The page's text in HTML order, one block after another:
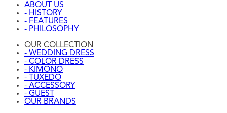
ABOUT US
- HISTORY
- FEATURES
- PHILOSOPHY
OUR COLLECTION
- WEDDING DRESS
- COLOR DRESS
- KIMONO
- TUXEDO
- ACCESSORY
- GUEST
OUR BRANDS